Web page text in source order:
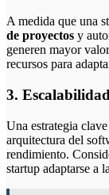
A medida que una
de proyectos y
generen mayor
recursos para
3.
Una estrategia
arquitectura del
rendimiento.
startup adaptarse a